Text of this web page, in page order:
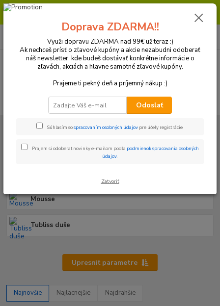
Milí zákazníci, pri objednávke nad 99€ získate poštovné ZDARMA.
(Po-Pia, 8:30-16:30 hod.)
Kolesá a Pneumatiky Duše/Mousse/ Tubliss
Duše/Mousse/ Tubliss
Mousse
Tubliss duše
Upresniť parametre
Najnovšie Najlacnejšie Najdrahšie
Doprava ZDARMA!!
Využi dopravu ZDARMA nad 99€ už teraz :)
Ak nechceš prísť o zľavové kupóny a akcie nezabudni odoberať
náš newsletter, kde budeš dostávať konkrétne informácie o
zľavách, akciách a hlavne samotné zľavové kupóny.
Prajeme ti pekný deň a príjemný nákup :)
Odoslať
Súhlasím sospracovaním osobných údajov pre účely registrácie.
Prajem si odoberať novinky e-mailom podľa podmienok spracovania osobných
údajov.
Zatvoriť